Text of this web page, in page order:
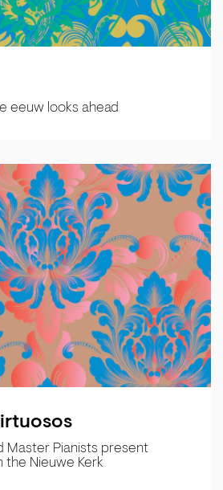
eeuw looks ahead
Master Pianists present
the Nieuwe Kerk